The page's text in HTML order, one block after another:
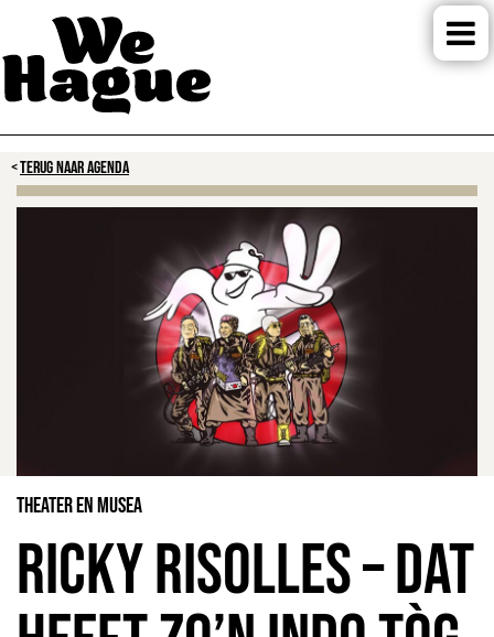
TERUG NAAR AGENDA
Theater en Musea
Ricky Risolles – Dat